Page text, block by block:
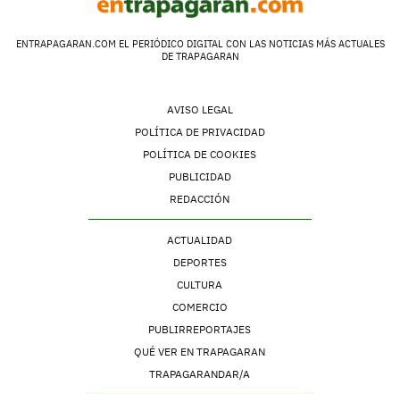
ENTRAPAGARAN.COM EL PERIÓDICO DIGITAL CON LAS NOTICIAS MÁS ACTUALES
DE TRAPAGARAN
AVISO LEGAL
POLÍTICA DE PRIVACIDAD
POLÍTICA DE COOKIES
PUBLICIDAD
REDACCIÓN
ACTUALIDAD
DEPORTES
CULTURA
COMERCIO
PUBLIRREPORTAJES
QUÉ VER EN TRAPAGARAN
TRAPAGARANDAR/A